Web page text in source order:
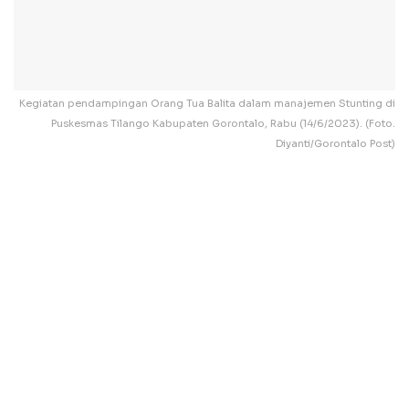
Kegiatan pendampingan Orang Tua Balita dalam manajemen Stunting di
Puskesmas Tilango Kabupaten Gorontalo, Rabu (14/6/2023). (Foto.
Diyanti/Gorontalo Post)